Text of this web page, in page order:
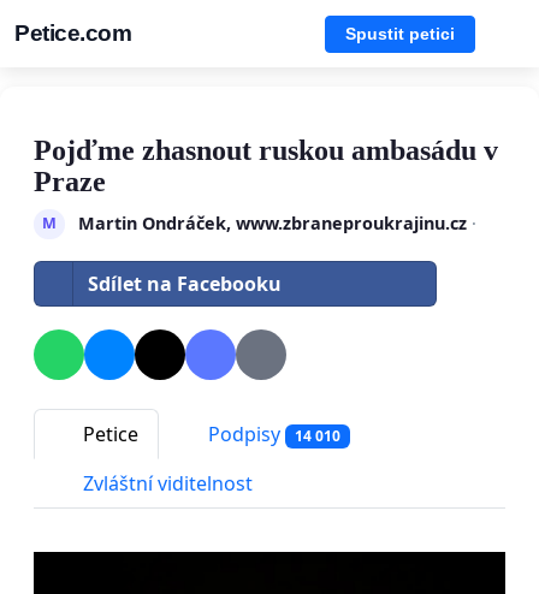
Petice.com Spustit petici
Pojďme zhasnout ruskou ambasádu v
Praze
M Martin Ondráček, www.zbraneproukrajinu.cz·
Sdílet na Facebooku
Petice Podpisy 14 010
Zvláštní viditelnost